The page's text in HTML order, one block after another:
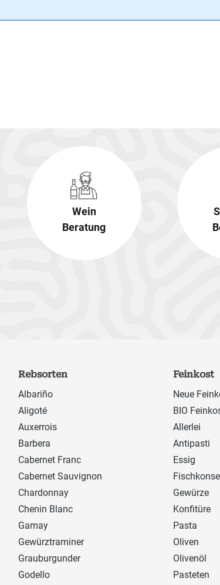
Wein
Beratung
Rebsorten
Albariño
Aligoté
Auxerrois
Barbera
Cabernet Franc
Cabernet Sauvignon
Chardonnay
Chenin Blanc
Gamay
Gewürztraminer
Grauburgunder
Godello
Feinkost
Neue
BIO
Allerlei
Antipasti
Essig
Gewürze
Konfitüre
Pasta
Oliven
Olivenöl
Pasteten